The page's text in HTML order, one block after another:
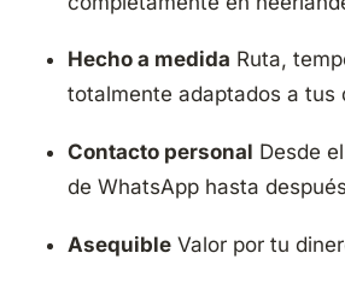
Hecho a medida Ruta,
totalmente adaptados a tus
Contacto personal Desde
de WhatsApp hasta
Asequible Valor por tu